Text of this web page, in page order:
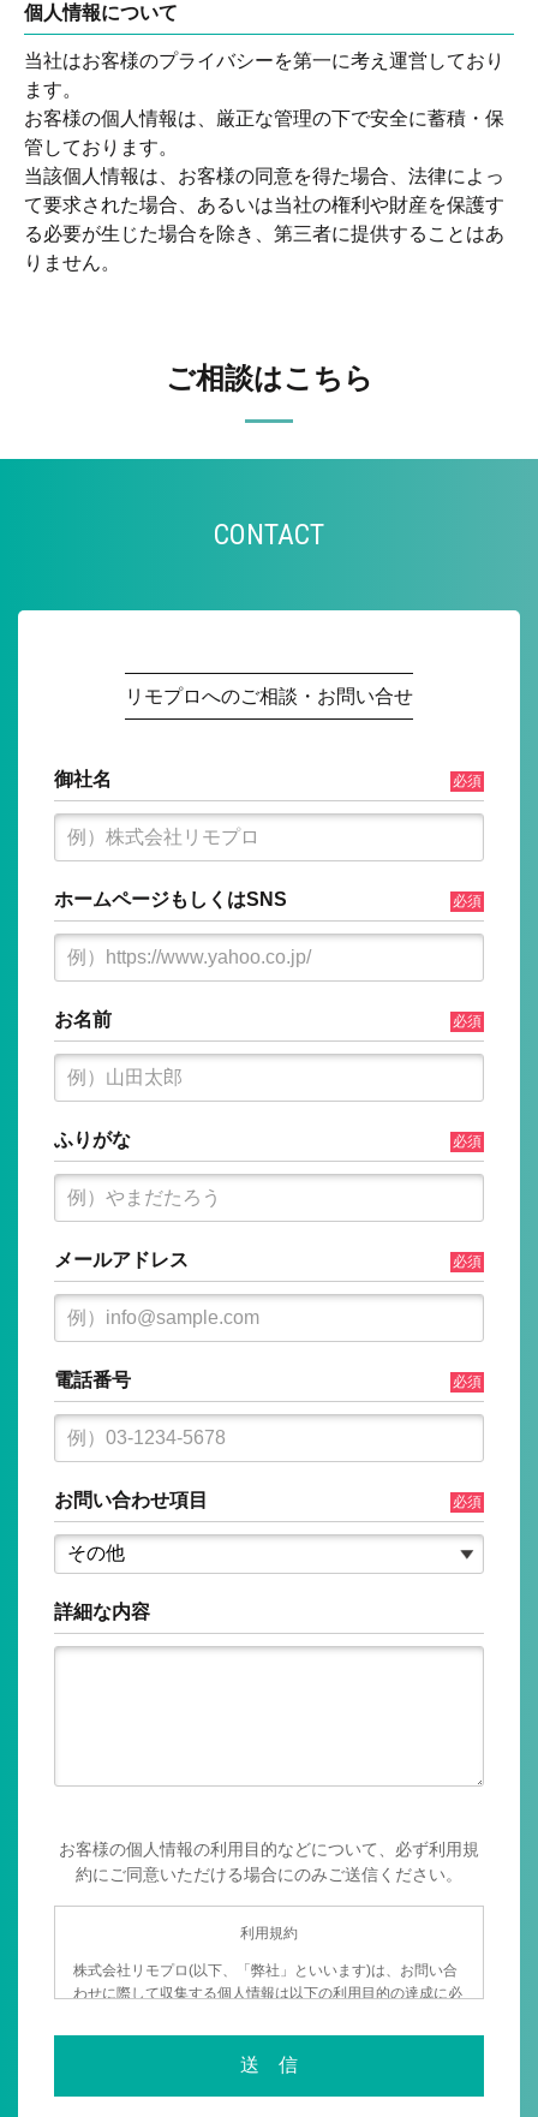
個人情報について
当社はお客様のプライバシーを第一に考え運営しており
ます。
お客様の個人情報は、厳正な管理の下で安全に蓄積・保
管しております。
当該個人情報は、お客様の同意を得た場合、法律によっ
て要求された場合、あるいは当社の権利や財産を保護す
る必要が生じた場合を除き、第三者に提供することはあ
りません。
ご相談はこちら
CONTACT
リモプロへのご相談・お問い合せ
御社名 必須
ホームページもしくはSNS 必須
お名前 必須
ふりがな 必須
メールアドレス 必須
電話番号 必須
お問い合わせ項目 必須
詳細な内容
お客様の個人情報の利用目的などについて、必ず利用規
約にご同意いただける場合にのみご送信ください。
利用規約
株式会社リモプロ(以下、「弊社」といいます)は、お問い合
わせに際して収集する個人情報は以下の利用目的の達成に必
お問い合わせに際し収集する個人情報はお客様からのお問い
合わせに対し的確に返答する為、又お問い合わせへの返答先